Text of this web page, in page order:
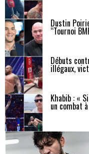
Dustin
“Tournoi
Débuts
illégaux,
Khabib : «
un combat